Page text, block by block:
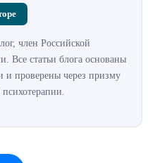
член Российской
Все статьи блога основаны
и проверены через призму